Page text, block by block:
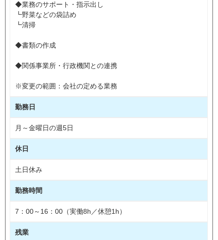
◆業務のサポート・指示出し
┗野菜などの袋詰め
┗清掃
◆書類の作成
◆関係事業所・行政機関との連携
※変更の範囲：会社の定める業務
勤務日
月～金曜日の週5日
休日
土日休み
勤務時間
7：00～16：00（実働8h／休憩1h）
残業